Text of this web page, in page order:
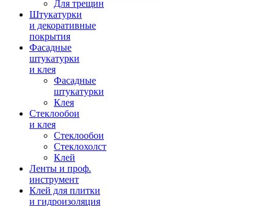
Для трещин
Штукатурки
и декоративные
покрытия
Фасадные
штукатурки
и клея
Фасадные
штукатурки
Клея
Стеклообои
и клея
Стеклообои
Стеклохолст
Клей
Ленты и проф.
инструмент
Клей для плитки
и гидроизоляция